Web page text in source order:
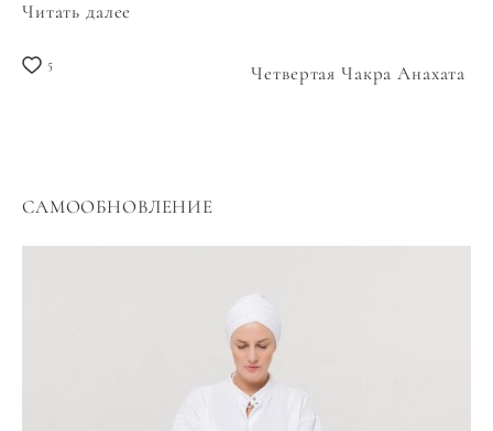
Читать далее
5 Четвертая Чакра Анахата
САМООБНОВЛЕНИЕ